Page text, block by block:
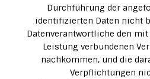
Durchführung der
identifizierten Daten nicht
Datenverantwortliche den
Leistung verbundenen
nachkommen, und die
Verpflichtungen